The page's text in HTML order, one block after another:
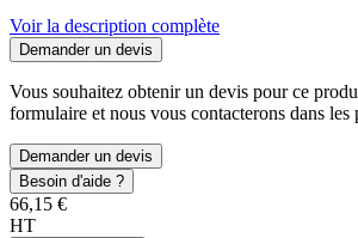
Voir la description complète
Demander un devis
Vous souhaitez obtenir un devis pour ce
formulaire et nous vous contacterons dans les
Demander un devis
Besoin d'aide ?
66,15 €
HT